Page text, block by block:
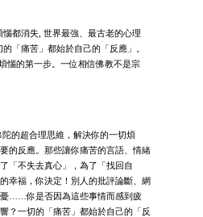
都消失, 世界最強、最古老的心理
「痛苦」都始於自己的「反應」。
惱的第一步。一位相信佛教不是宗
的超合理思維，解決你的一切煩
的反應。那些讓你痛苦的言語、情緒
「不失去真心」，為了「找回自
幸福，你決定！別人的批評論斷、網
……你是否因為這些事情而感到疲
？一切的「痛苦」都始於自己的「反